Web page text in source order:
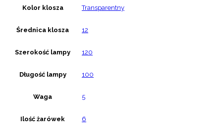
Kolor klosza Transparentny
Średnica klosza 12
Szerokość lampy 120
Długość lampy 100
Waga 5
Ilość żarówek 6